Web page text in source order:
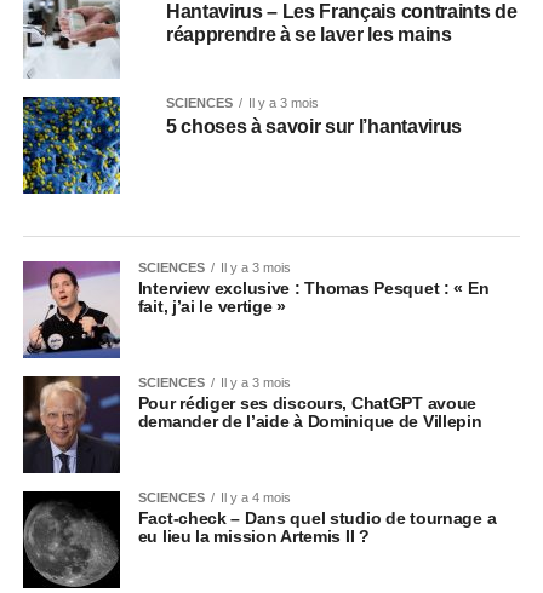
Hantavirus – Les Français contraints de
réapprendre à se laver les mains
SCIENCES Il y a 3 mois
5 choses à savoir sur l’hantavirus
SCIENCES Il y a 3 mois
Interview exclusive : Thomas Pesquet : « En
fait, j’ai le vertige »
SCIENCES Il y a 3 mois
Pour rédiger ses discours, ChatGPT avoue
demander de l’aide à Dominique de Villepin
SCIENCES Il y a 4 mois
Fact-check – Dans quel studio de tournage a
eu lieu la mission Artemis II ?